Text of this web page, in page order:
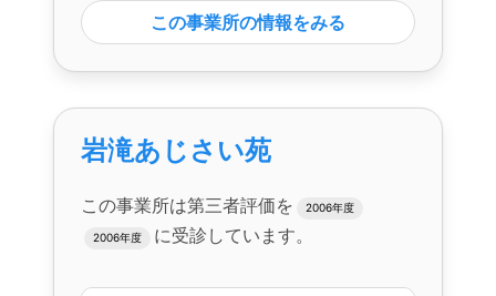
この事業所の情報をみる
岩滝あじさい苑
この事業所は第三者評価を 2006年度
2006年度 に受診しています。